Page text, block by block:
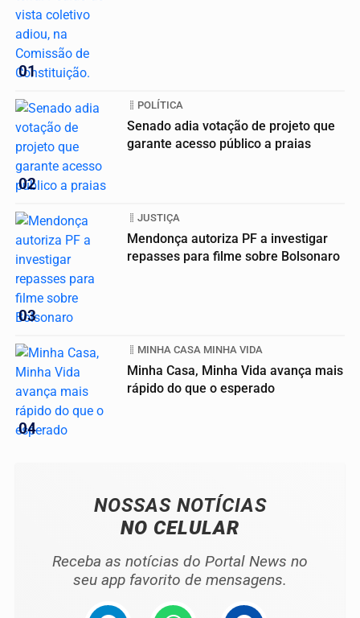
01
02
POLÍTICA
Senado adia votação de projeto que
garante acesso público a praias
03
JUSTIÇA
Mendonça autoriza PF a investigar
repasses para filme sobre Bolsonaro
04
MINHA CASA MINHA VIDA
Minha Casa, Minha Vida avança mais
rápido do que o esperado
NOSSAS NOTÍCIAS
NO CELULAR
Receba as notícias do Portal News no
seu app favorito de mensagens.